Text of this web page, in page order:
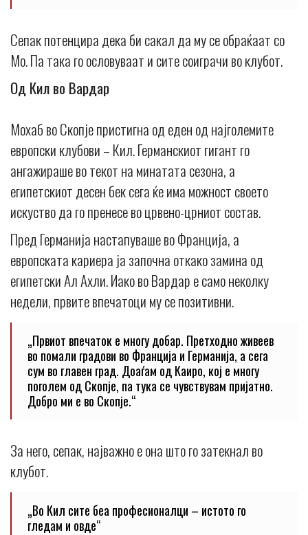
Сепак потенцира дека би сакал да му се обраќаат со
Мо. Па така го ословуваат и сите соиграчи во клубот.
Од Кил во Вардар
Мохаб во Скопје пристигна од еден од најголемите
европски клубови – Кил. Германскиот гигант го
ангажираше во текот на минатата сезона, а
египетскиот десен бек сега ќе има можност своето
искуство да го пренесе во црвено-црниот состав.
Пред Германија настапуваше во Франција, а
европската кариера ја започна откако замина од
египетски Ал Ахли. Иако во Вардар е само неколку
недели, првите впечатоци му се позитивни.
„Првиот впечаток е многу добар. Претходно живеев
во помали градови во Франција и Германија, а сега
сум во главен град. Доаѓам од Каиро, кој е многу
поголем од Скопје, па тука се чувствувам пријатно.
Добро ми е во Скопје.“
За него, сепак, најважно е она што го затекнал во
клубот.
„Во Кил сите беа професионалци – истото го
гледам и овде“